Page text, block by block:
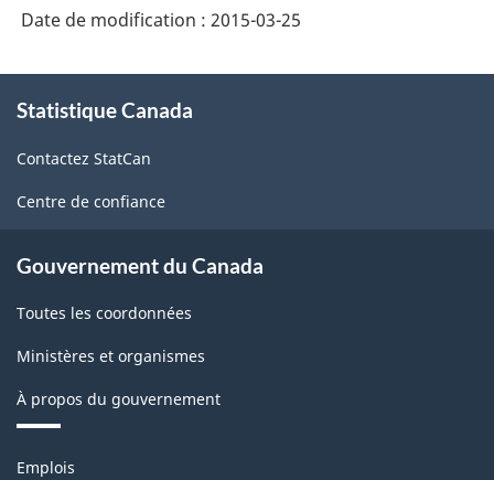
Date de modification : 2015-03-25
propos
ce
site
Statistique Canada
Contactez StatCan
Centre de confiance
Gouvernement du Canada
Toutes les coordonnées
Ministères et organismes
À propos du gouvernement
Thèmes
Emplois